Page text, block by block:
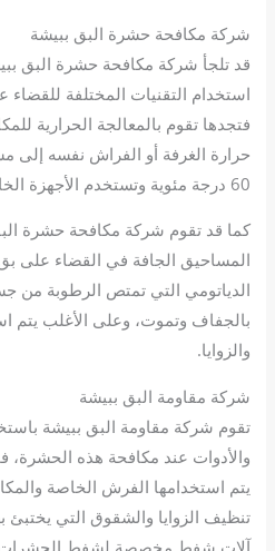
شركة مكافحة حشرة البق ببيشة
قد تلجأ شركة مكافحة حشرة البق
استخدام التقنيات المختلفة
فتجدها تقوم بالمعالجة الحرارية
60 درجة مئوية وتستخدم الأجهزة الخاصة لفعل ذلك.
كما قد تقوم شركة مكافحة حشرة
المساحيق الجافة في القضاء على
الدياتومي التي تمتص الرطوبة
بالجفاف وتموت، وعلى الأغلب يتم
والزوايا.
شركة مقاومة البق ببيشة
تقوم شركة مقاومة البق ببيشة
والأدوات عند مكافحة هذه الحشرة،
يتم استخدامها الفرش الخاصة
تنظيف الزوايا والشقوق التي يختبئ
آلات شفط مخصصة لشفط الحشرات